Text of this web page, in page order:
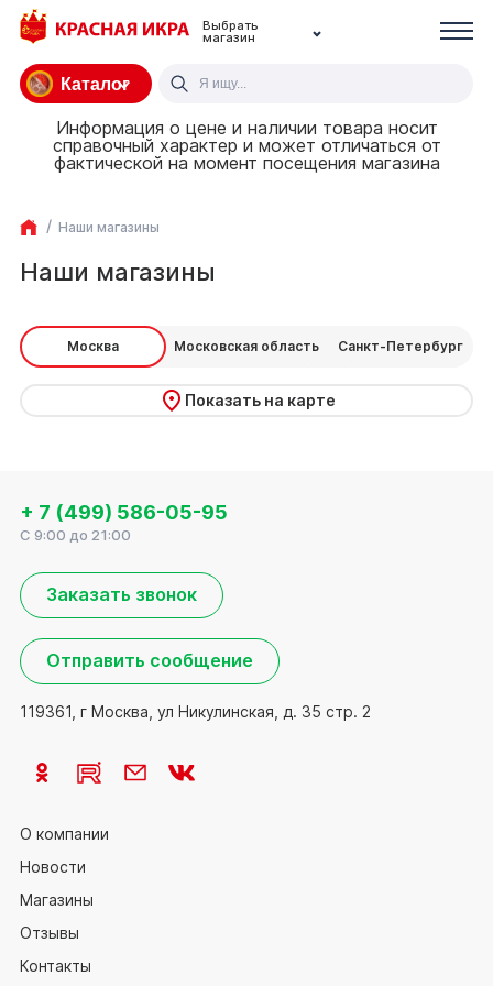
Выбрать
магазин
Каталог
Информация о цене и наличии товара носит
справочный характер и может отличаться от
фактической на момент посещения магазина
Наши магазины
Наши магазины
Москва Московская область Санкт-Петербург
Показать на карте
О компании
Новости
Магазины
Отзывы
Контакты
+ 7 (499) 586-05-95
C 9:00 до 21:00
Заказать звонок
Отправить сообщение
119361, г Москва, ул Никулинская, д. 35 стр. 2